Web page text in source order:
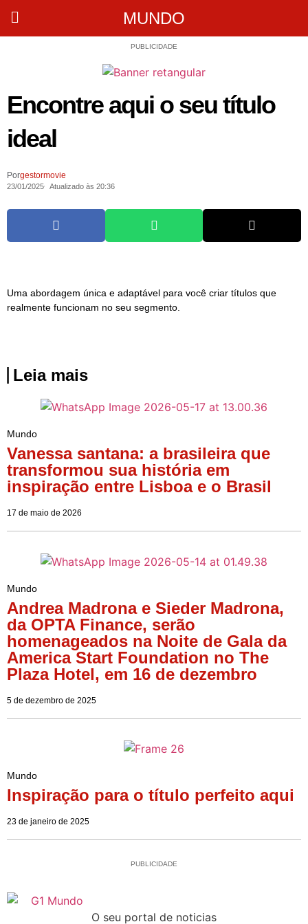
MUNDO
PUBLICIDADE
Encontre aqui o seu título
ideal
Porgestormovie
23/01/2025 Atualizado às 20:36
Uma abordagem única e adaptável para você criar títulos que
realmente funcionam no seu segmento.
Leia mais
Mundo
Vanessa santana: a brasileira que
transformou sua história em
inspiração entre Lisboa e o Brasil
17 de maio de 2026
Mundo
Andrea Madrona e Sieder Madrona,
da OPTA Finance, serão
homenageados na Noite de Gala da
America Start Foundation no The
Plaza Hotel, em 16 de dezembro
5 de dezembro de 2025
Mundo
Inspiração para o título perfeito aqui
23 de janeiro de 2025
PUBLICIDADE
O seu portal de noticias